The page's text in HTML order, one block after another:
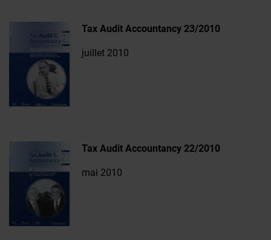
Tax Audit Accountancy 23/2010
juillet 2010
Tax Audit Accountancy 22/2010
mai 2010